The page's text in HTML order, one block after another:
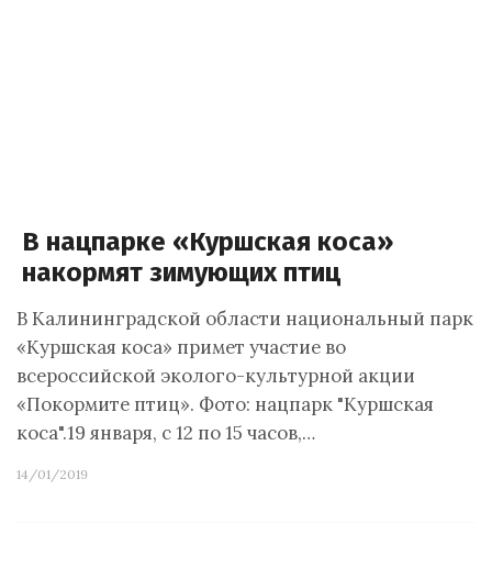
В нацпарке «Куршская коса»
накормят зимующих птиц
В Калининградской области национальный парк
«Куршская коса» примет участие во
всероссийской эколого-культурной акции
«Покормите птиц». Фото: нацпарк "Куршская
коса".19 января, с 12 по 15 часов,…
14/01/2019